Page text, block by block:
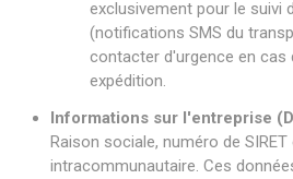
exclusivement pour le suivi
(notifications SMS du
contacter d'urgence en cas
expédition.
Informations sur l'entreprise
Raison sociale, numéro de
intracommunautaire. Ces